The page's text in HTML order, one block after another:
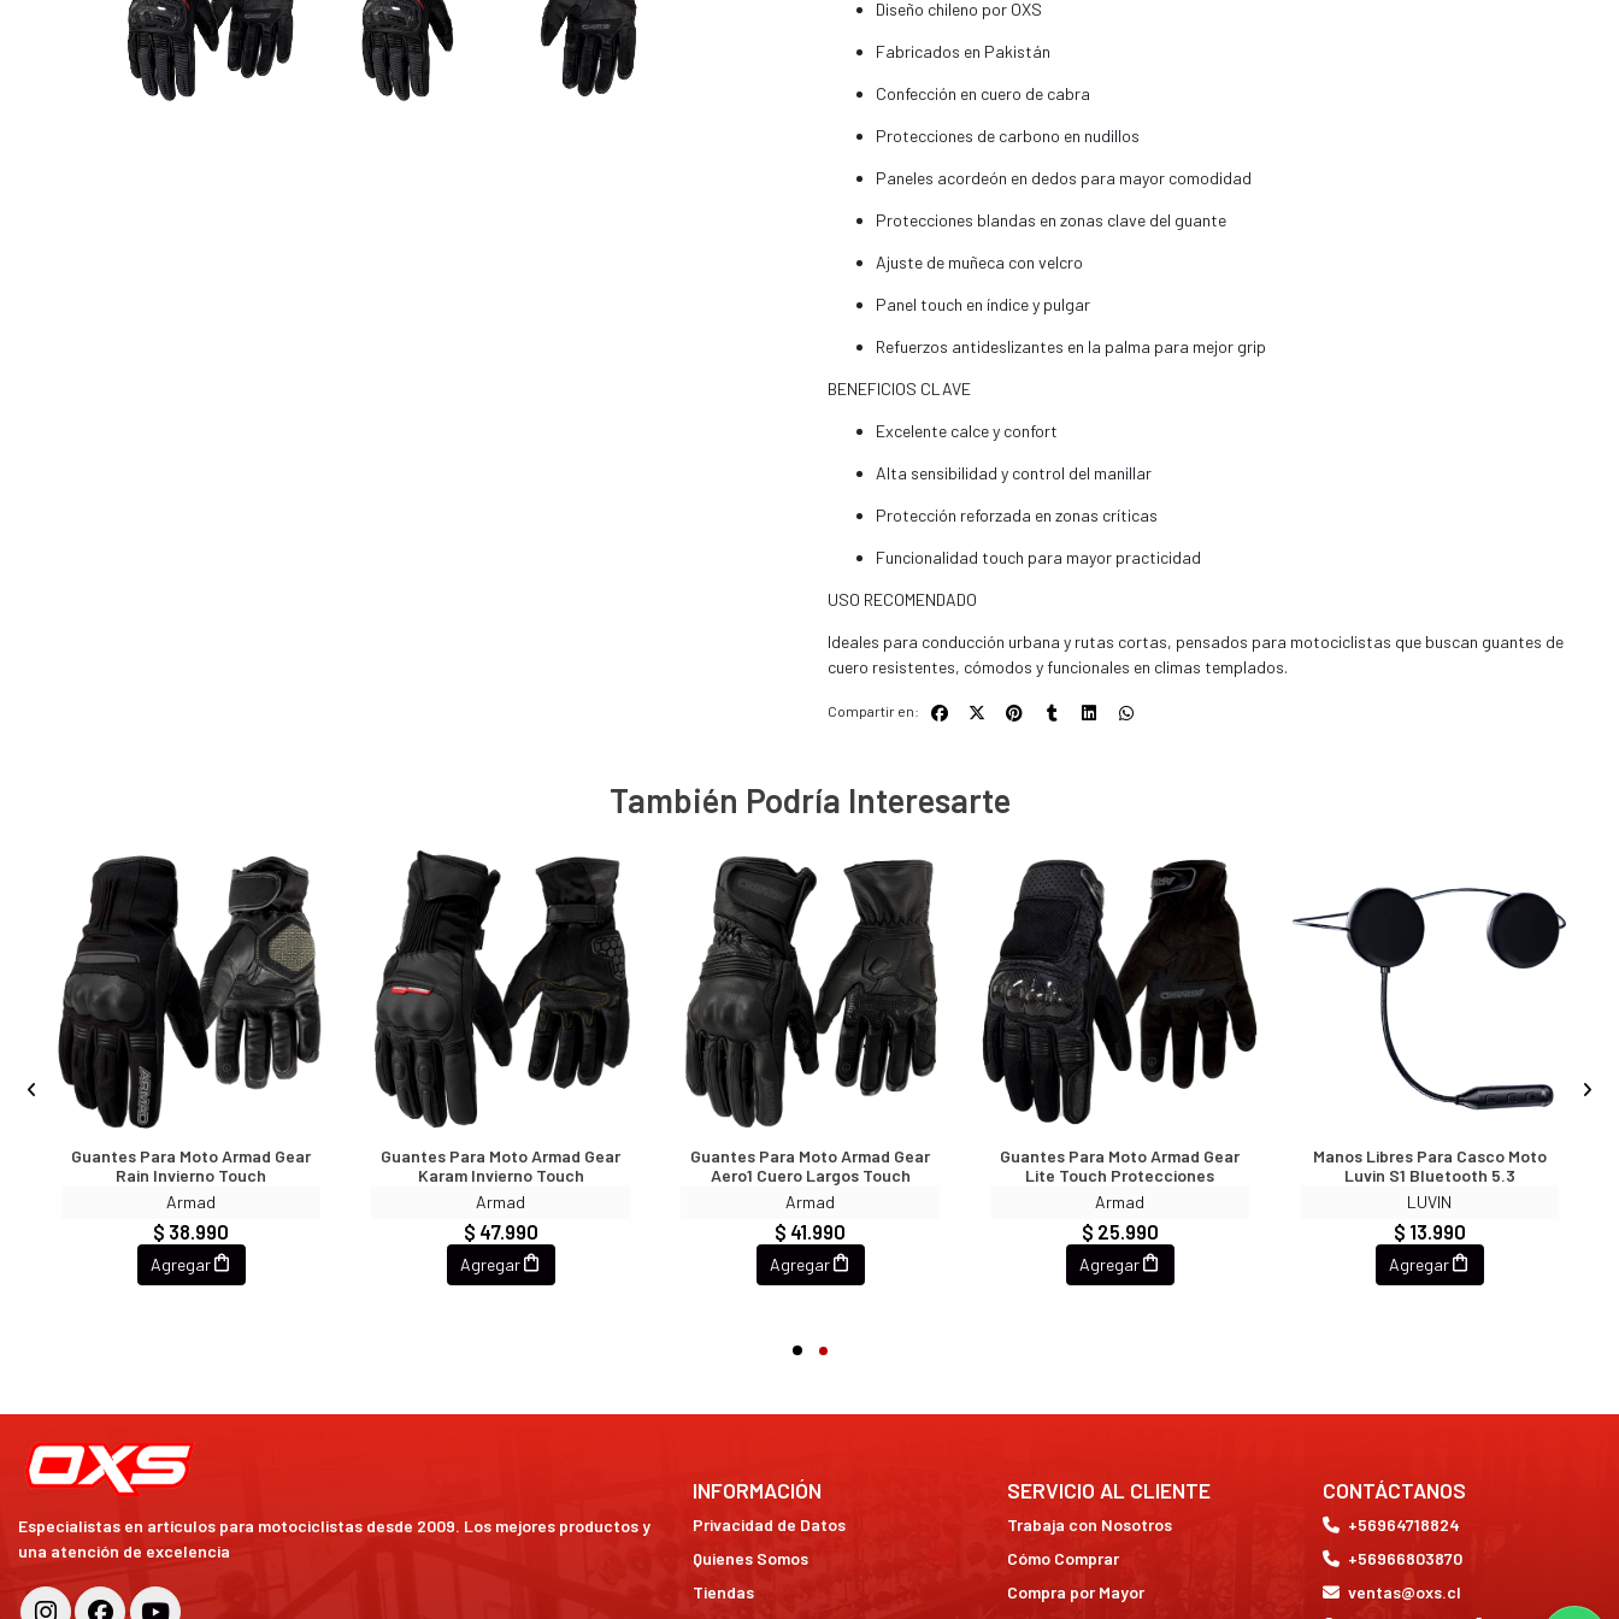
Diseño chileno por OXS
Fabricados en Pakistán
Confección en cuero de cabra
Protecciones de carbono en nudillos
Paneles acordeón en dedos para mayor comodidad
Protecciones blandas en zonas clave del guante
Ajuste de muñeca con velcro
Panel touch en índice y pulgar
Refuerzos antideslizantes en la palma para mejor grip
BENEFICIOS CLAVE
Excelente calce y confort
Alta sensibilidad y control del manillar
Protección reforzada en zonas críticas
Funcionalidad touch para mayor practicidad
USO RECOMENDADO
Ideales para conducción urbana y rutas cortas, pensados para motociclistas que buscan guantes de
cuero resistentes, cómodos y funcionales en climas templados.
Compartir en:
También Podría Interesarte
Guantes Para Moto Armad Gear
Rain Invierno Touch
Armad
$ 38.990
Agregar
Guantes Para Moto Armad Gear
Karam Invierno Touch
Armad
$ 47.990
Agregar
Guantes Para Moto Armad Gear
Aero1 Cuero Largos Touch
Armad
$ 41.990
Agregar
Guantes Para Moto Armad Gear
Lite Touch Protecciones
Armad
$ 25.990
Agregar
Manos Libres Para Casco Moto
Luvin S1 Bluetooth 5.3
LUVIN
$ 13.990
Agregar
Especialistas en artículos para motociclistas desde 2009. Los mejores productos y
una atención de excelencia
INFORMACIÓN
Privacidad de Datos
Quienes Somos
Tiendas
SERVICIO AL CLIENTE
Trabaja con Nosotros
Cómo Comprar
Compra por Mayor
CONTÁCTANOS
+56964718824
+56966803870
ventas@oxs.cl